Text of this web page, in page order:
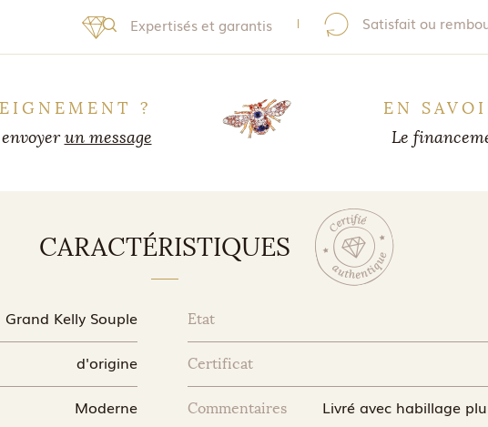
Expertisés et garantis Satisfait ou
?
un message
EN
Le
CARACTÉRISTIQUES
Grand Kelly Souple Etat
d'origine Certificat
Moderne Commentaires
Livré avec habillage